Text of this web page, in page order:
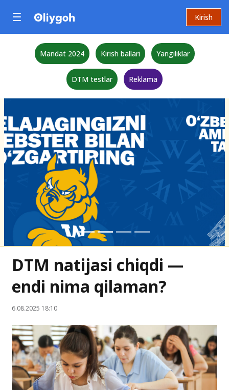
Kirish
Mandat 2024 Kirish ballari Yangiliklar
DTM testlar Reklama
DTM natijasi chiqdi —
endi nima qilaman?
6.08.2025 18:10